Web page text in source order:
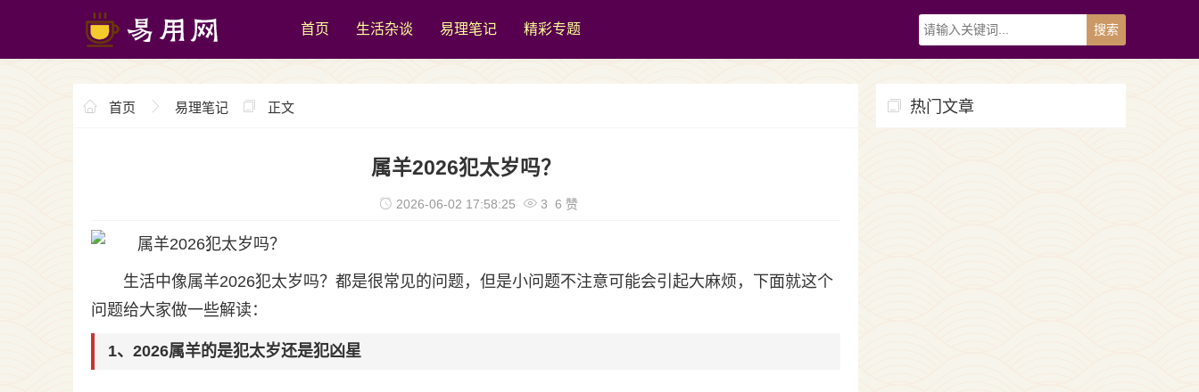
首页 生活杂谈 易理笔记 精彩专题
首页 易理笔记 正文
属羊2026犯太岁吗？
2026-06-02 17:58:25 3 6 赞
生活中像属羊2026犯太岁吗？都是很常见的问题，但是小问题不注意可能会引起大麻烦，下面就这个
问题给大家做一些解读：
1、2026属羊的是犯太岁还是犯凶星
热门文章